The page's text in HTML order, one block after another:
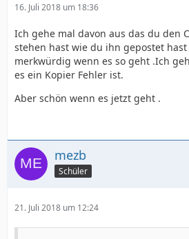
16. Juli 2018 um 18:36
Ich gehe mal davon aus das du den
stehen hast wie du ihn gepostet
merkwürdig wenn es so geht .Ich
es ein Kopier Fehler ist.
Aber schön wenn es jetzt geht .
mezb
Schüler
21. Juli 2018 um 12:24